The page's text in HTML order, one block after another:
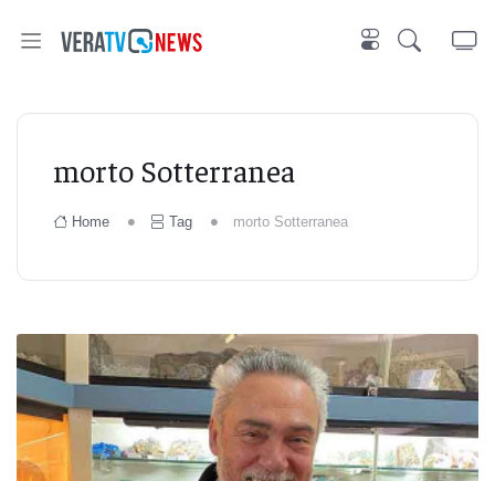
morto Sotterranea
Home Tag morto Sotterranea